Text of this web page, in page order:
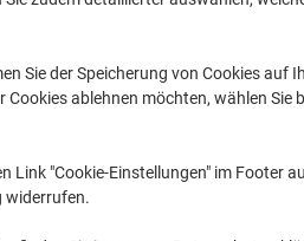
Versand durch Lieferanten
Menge
Lieferinformationen
Sie der Speicherung von Cookies auf
Cookies ablehnen möchten, wählen Sie
Link "Cookie-Einstellungen" im Footer
widerrufen.